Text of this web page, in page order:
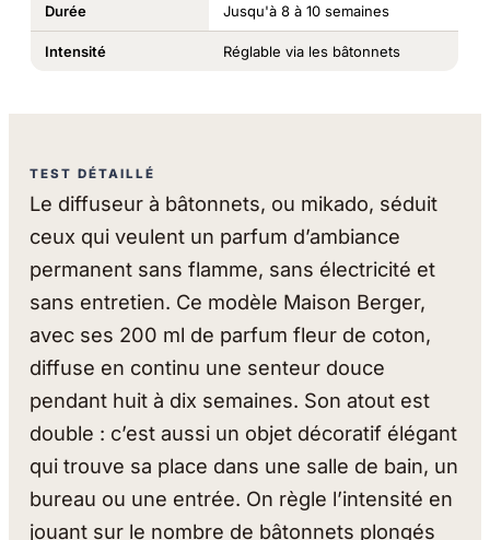
Durée Jusqu'à 8 à 10 semaines
Intensité Réglable via les bâtonnets
TEST DÉTAILLÉ
Le diffuseur à bâtonnets, ou mikado, séduit
ceux qui veulent un parfum d’ambiance
permanent sans flamme, sans électricité et
sans entretien. Ce modèle Maison Berger,
avec ses 200 ml de parfum fleur de coton,
diffuse en continu une senteur douce
pendant huit à dix semaines. Son atout est
double : c’est aussi un objet décoratif élégant
qui trouve sa place dans une salle de bain, un
bureau ou une entrée. On règle l’intensité en
jouant sur le nombre de bâtonnets plongés